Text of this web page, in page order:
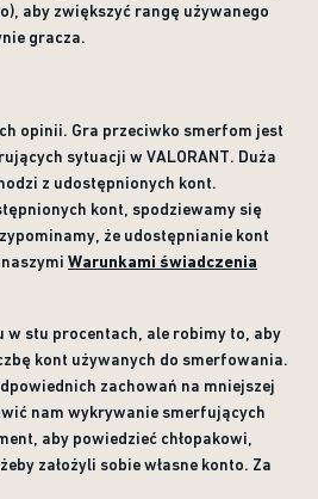
aby zwiększyć rangę używanego
gracza.
opinii. Gra przeciwko smerfom jest
sytuacji w VALORANT. Duża
z udostępnionych kont.
kont, spodziewamy się
że udostępnianie kont
Warunkami świadczenia
w stu procentach, ale robimy to, aby
kont używanych do smerfowania.
zachowań na mniejszej
nam wykrywanie smerfujących
aby powiedzieć chłopakowi,
założyli sobie własne konto. Za